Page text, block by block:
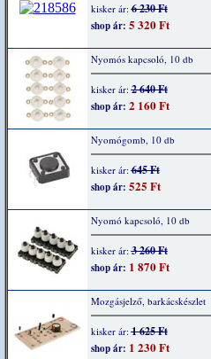
kisker ár:6 230 Ft
shop ár: 5 320 Ft
Nyomós kapcsoló, 10 db
kisker ár:2 640 Ft
shop ár: 2 160 Ft
Nyomógomb, 10 db
kisker ár:645 Ft
shop ár: 525 Ft
Nyomó kapcsoló, 10 db
kisker ár:3 260 Ft
shop ár: 1 870 Ft
Mozgásjelző, barkácskészlet
kisker ár:1 625 Ft
shop ár: 1 230 Ft